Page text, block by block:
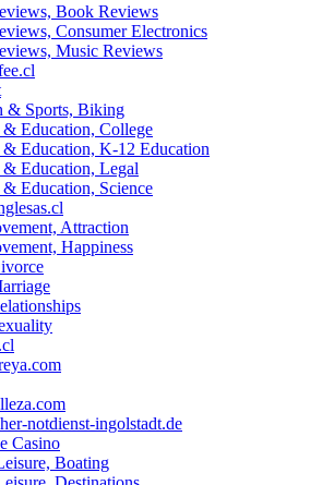
Book Reviews
Consumer Electronics
Music Reviews
& Sports, Biking
& Education, College
& Education, K-12 Education
& Education, Legal
& Education, Science
Attraction
Happiness
notdienst-ingolstadt.de
Casino
Boating